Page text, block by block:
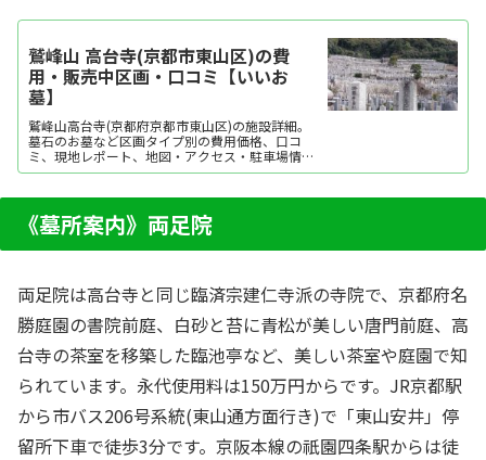
鷲峰山 高台寺(京都市東山区)の費
用・販売中区画・口コミ【いいお
墓】
鷲峰山高台寺(京都府京都市東山区)の施設詳細。
墓石のお墓など区画タイプ別の費用価格、口コ
ミ、現地レポート、地図・アクセス・駐車場情報
などを掲載。霊園・墓地をお探しなら日本最大級
さい。資料請求・見学予約・お墓の相談はすべて
無料！建墓のポイント、石材店の選び方など、お
墓探しに役立...
《墓所案内》両足院
両足院は高台寺と同じ臨済宗建仁寺派の寺院で、京都府名
勝庭園の書院前庭、白砂と苔に青松が美しい唐門前庭、高
台寺の茶室を移築した臨池亭など、美しい茶室や庭園で知
られています。永代使用料は150万円からです。JR京都駅
から市バス206号系統(東山通方面行き)で「東山安井」停
留所下車で徒歩3分です。京阪本線の祇園四条駅からは徒